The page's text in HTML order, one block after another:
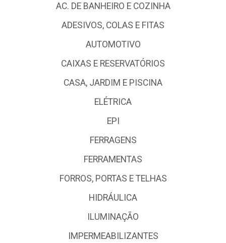
AC. DE BANHEIRO E COZINHA
ADESIVOS, COLAS E FITAS
AUTOMOTIVO
CAIXAS E RESERVATÓRIOS
CASA, JARDIM E PISCINA
ELÉTRICA
EPI
FERRAGENS
FERRAMENTAS
FORROS, PORTAS E TELHAS
HIDRÁULICA
ILUMINAÇÃO
IMPERMEABILIZANTES